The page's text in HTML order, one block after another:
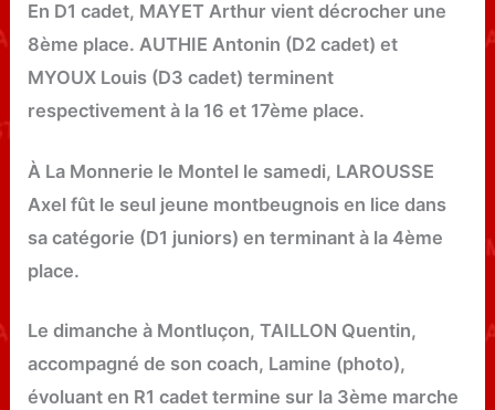
En D1 cadet, MAYET Arthur vient décrocher une
8ème place. AUTHIE Antonin (D2 cadet) et
MYOUX Louis (D3 cadet) terminent
respectivement à la 16 et 17ème place.
À La Monnerie le Montel le samedi, LAROUSSE
Axel fût le seul jeune montbeugnois en lice dans
sa catégorie (D1 juniors) en terminant à la 4ème
place.
Le dimanche à Montluçon, TAILLON Quentin,
accompagné de son coach, Lamine (photo),
évoluant en R1 cadet termine sur la 3ème marche